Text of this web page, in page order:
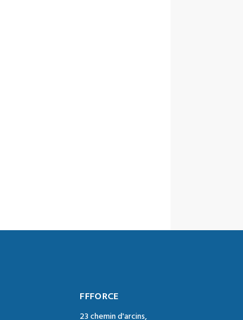
FFFORCE
23 chemin d'arcins,